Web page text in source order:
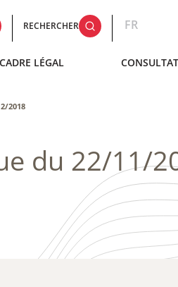
RECHERCHER FR
CADRE LÉGAL
2018
du 22/11/